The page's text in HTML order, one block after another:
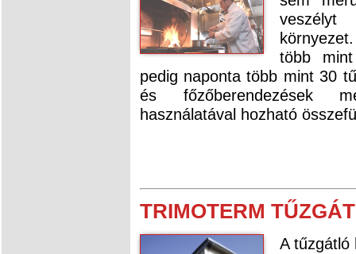
veszélyt
több
pedig naponta több mint 30
és főzőberendezések
használatával hozható
TRIMOTERM
A tűzgátló